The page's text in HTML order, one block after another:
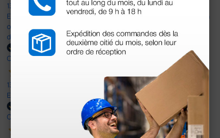
13 Jul 2026
Es fácil hacer el pedido. El producto, bastante mas barato que en
otras plataformas de material médico. Pero el envío cuesta más
del doble que en cualquier otra empresa dentro de España.
Comprador verificado
13 Jul 2026
Excelente
Comprador verificado